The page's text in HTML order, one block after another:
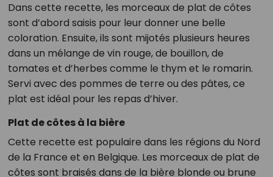
Dans cette recette, les morceaux de plat de côtes
sont d’abord saisis pour leur donner une belle
coloration. Ensuite, ils sont mijotés plusieurs heures
dans un mélange de vin rouge, de bouillon, de
tomates et d’herbes comme le thym et le romarin.
Servi avec des pommes de terre ou des pâtes, ce
plat est idéal pour les repas d’hiver.
Plat de côtes à la bière
Cette recette est populaire dans les régions du Nord
de la France et en Belgique. Les morceaux de plat de
côtes sont braisés dans de la bière blonde ou brune